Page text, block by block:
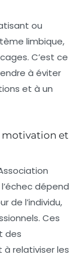
ou
limbique,
C’est ce
à éviter
et à un
motivation et
dépend
de l’individu,
Ces
des
relativiser les